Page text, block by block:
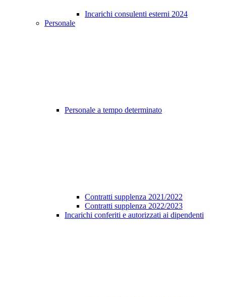
Incarichi consulenti esterni 2024
Personale
Personale a tempo determinato
Contratti supplenza 2021/2022
Contratti supplenza 2022/2023
Incarichi conferiti e autorizzati ai dipendenti